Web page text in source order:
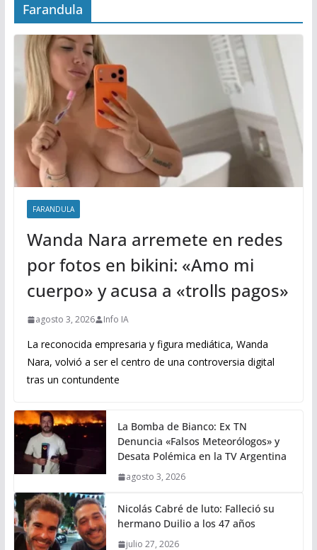
Farandula
FARANDULA
Wanda Nara arremete en redes
por fotos en bikini: «Amo mi
cuerpo» y acusa a «trolls pagos»
agosto 3, 2026 Info IA
La reconocida empresaria y figura mediática, Wanda
Nara, volvió a ser el centro de una controversia digital
tras un contundente
La Bomba de Bianco: Ex TN
Denuncia «Falsos Meteorólogos» y
Desata Polémica en la TV Argentina
agosto 3, 2026
Nicolás Cabré de luto: Falleció su
hermano Duilio a los 47 años
julio 27, 2026